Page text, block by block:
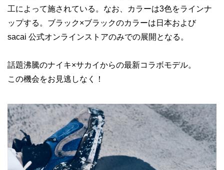
工によって施されている。なお、カラーは3色をラインナ
ップする。ブラック×ブラックのカラーは日本および
sacai 公式オンラインストアのみでの展開となる。
話題沸騰のナイキ×サカイからの最新コラボモデル。
この機会をお見逃しなく！